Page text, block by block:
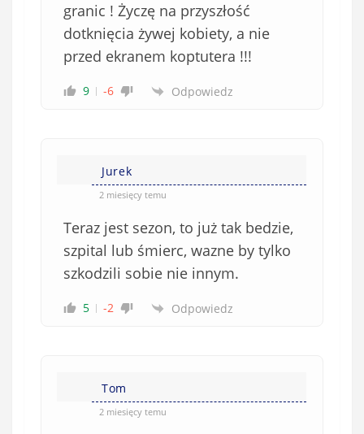
granic ! Życzę na przyszłość
dotknięcia żywej kobiety, a nie
przed ekranem koptutera !!!
9 -6 Odpowiedz
Jurek
2 miesięcy temu
Teraz jest sezon, to już tak bedzie,
szpital lub śmierc, wazne by tylko
szkodzili sobie nie innym.
5 -2 Odpowiedz
Tom
2 miesięcy temu